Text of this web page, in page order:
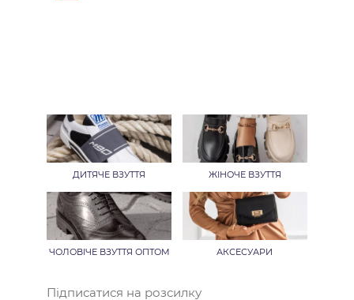
Підписатися на розсилку
ДИТЯЧЕ ВЗУТТЯ ЖІНОЧЕ ВЗУТТЯ
ЧОЛОВІЧЕ ВЗУТТЯ ОПТОМ АКСЕСУАРИ